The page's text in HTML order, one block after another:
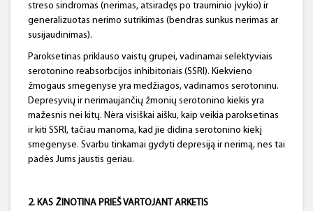
streso sindromas (nerimas, atsiradęs po trauminio įvykio) ir
generalizuotas nerimo sutrikimas (bendras sunkus nerimas ar
susijaudinimas).
Paroksetinas priklauso vaistų grupei, vadinamai selektyviais
serotonino reabsorbcijos inhibitoriais (SSRI). Kiekvieno
žmogaus smegenyse yra medžiagos, vadinamos serotoninu.
Depresyvių ir nerimaujančių žmonių serotonino kiekis yra
mažesnis nei kitų. Nėra visiškai aišku, kaip veikia paroksetinas
ir kiti SSRI, tačiau manoma, kad jie didina serotonino kiekį
smegenyse. Svarbu tinkamai gydyti depresiją ir nerimą, nes tai
padės Jums jaustis geriau.
2. KAS ŽINOTINA PRIEŠ VARTOJANT ARKETIS